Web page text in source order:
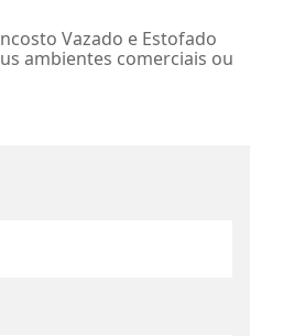
Vazado e Estofado
ambientes comerciais ou